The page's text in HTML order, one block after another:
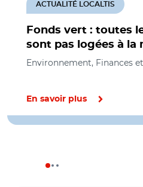
Fonds vert : toutes
sont pas logées à la
ACTUALITÉ LOCALTIS
Environnement, Finances
En savoir plus